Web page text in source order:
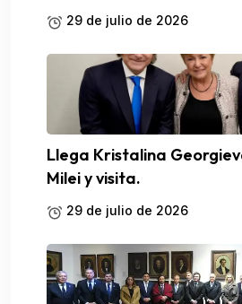
29 de julio de 2026
Llega Kristalina
Milei y visita.
29 de julio de 2026